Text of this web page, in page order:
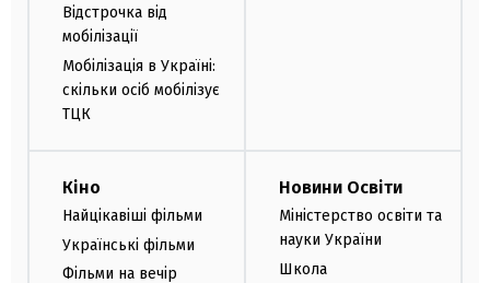
Відстрочка від
мобілізації
Мобілізація в Україні:
скільки осіб мобілізує
ТЦК
Кіно
Найцікавіші фільми
Українські фільми
Фільми на вечір
Новини Освіти
Міністерство освіти та
науки України
Школа